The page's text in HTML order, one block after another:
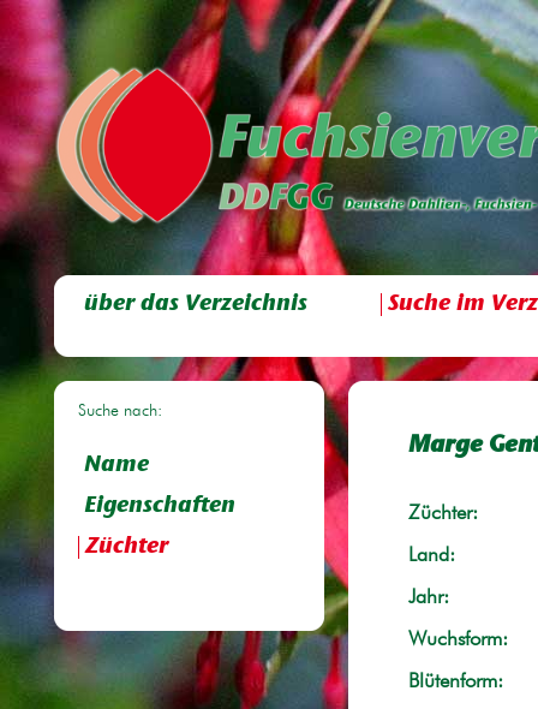
über das Verzeichnis Suche im
Suche nach:
Name
Eigenschaften
Züchter
Marge
Züchter:
Land:
Jahr:
Wuchsform:
Blütenform: